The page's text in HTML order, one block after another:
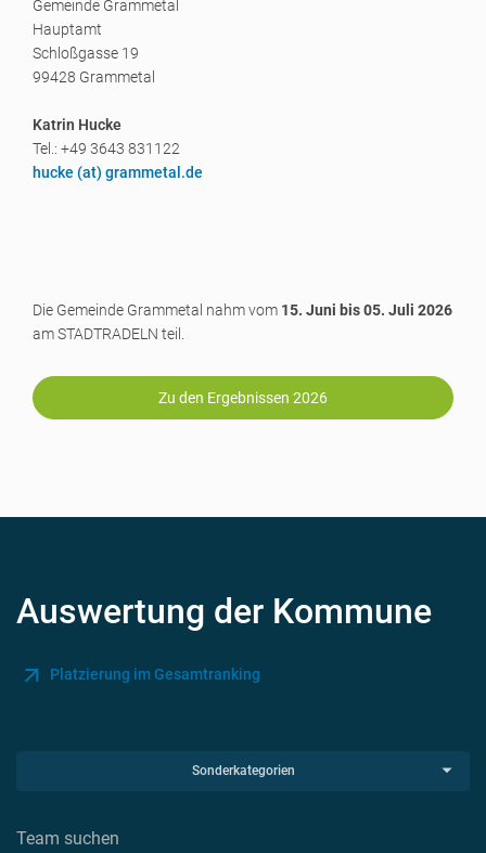
Gemeinde Grammetal
Hauptamt
Schloßgasse 19
99428 Grammetal
Katrin Hucke
Tel.: +49 3643 831122
hucke (at) grammetal.de
Die Gemeinde Grammetal nahm vom 15. Juni bis 05. Juli 2026
am STADTRADELN teil.
Zu den Ergebnissen 2026
Auswertung der Kommune
Platzierung im Gesamtranking
Sonderkategorien